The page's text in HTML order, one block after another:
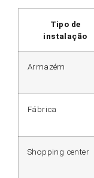
Tipo de
instalação
Armazém
Fábrica
Shopping center